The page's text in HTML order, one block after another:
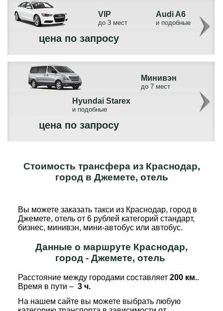
VIP
до 3 мест
Audi A6
и подобные
цена по запросу
Минивэн
до 7 мест
Hyundai Starex
и подобные
цена по запросу
Стоимость трансфера из Краснодар,
город в Джемете, отель
Вы можете заказать такси из Краснодар, город в
Джемете, отель от 6 рублей категорий стандарт,
бизнес, минивэн, мини-автобус или автобус.
Данные о маршруте Краснодар,
город - Джемете, отель
Расстояние между городами составляет 200 км..
Время в пути – 3 ч.
На нашем сайте вы можете выбрать любую